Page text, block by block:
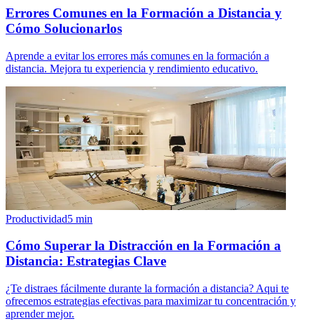
Errores Comunes en la Formación a Distancia y
Cómo Solucionarlos
Aprende a evitar los errores más comunes en la formación a
distancia. Mejora tu experiencia y rendimiento educativo.
Productividad5 min
Cómo Superar la Distracción en la Formación a
Distancia: Estrategias Clave
¿Te distraes fácilmente durante la formación a distancia? Aqui te
ofrecemos estrategias efectivas para maximizar tu concentración y
aprender mejor.